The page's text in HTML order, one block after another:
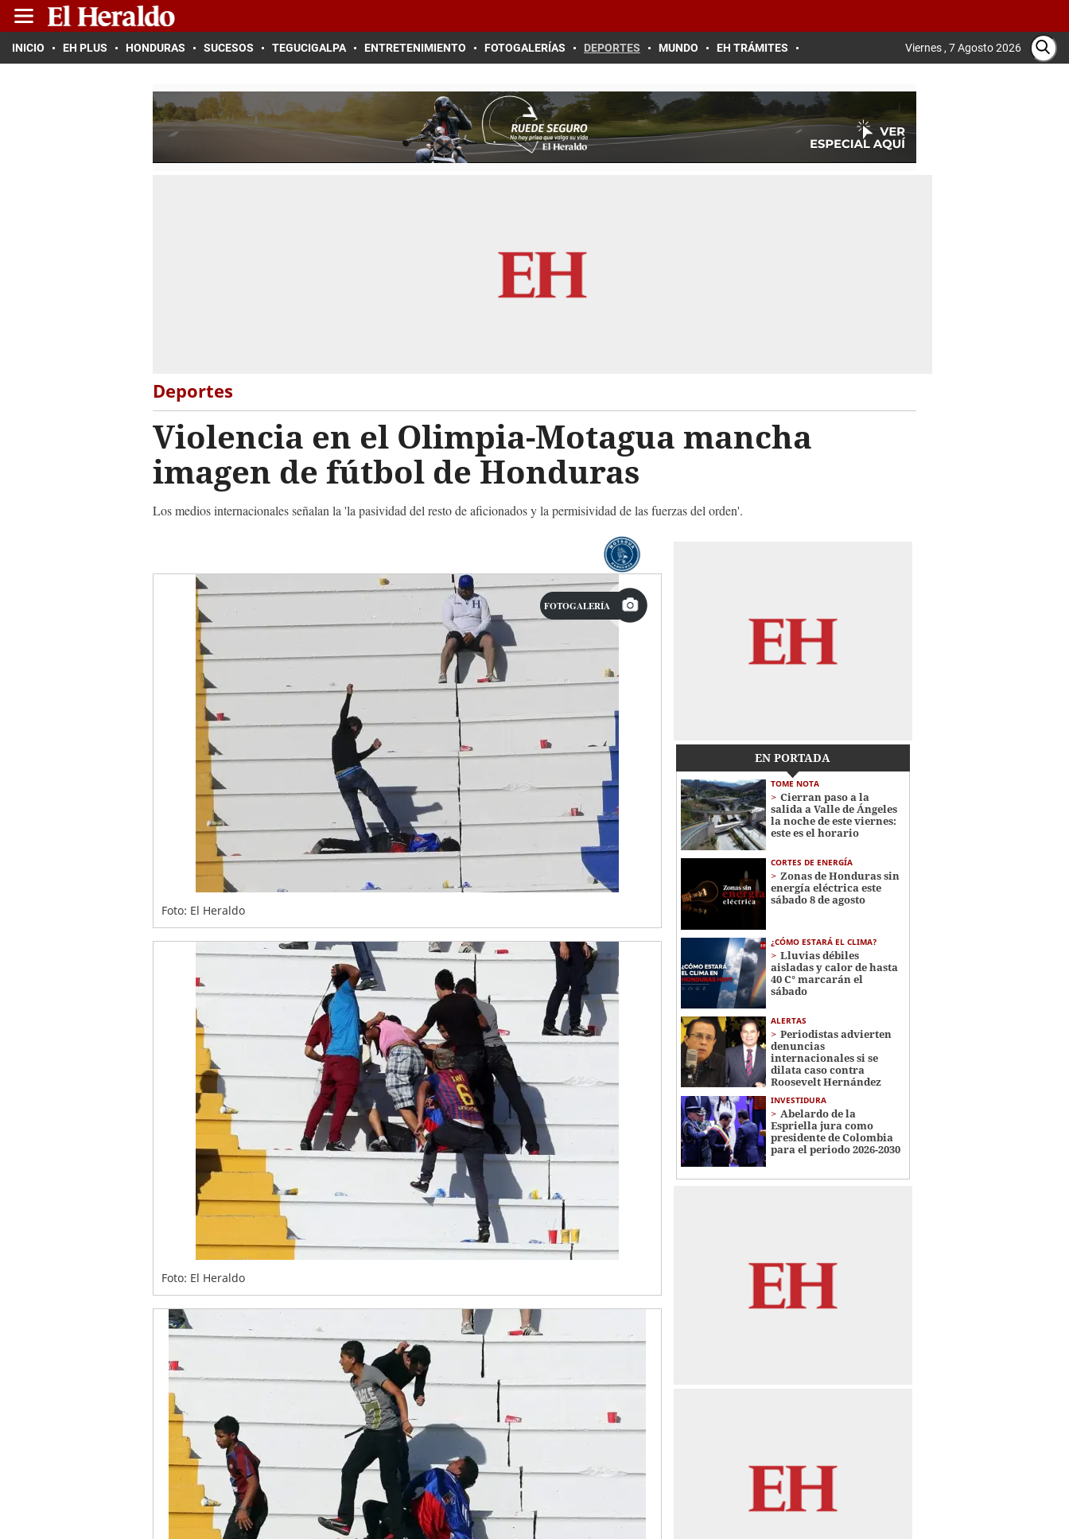
INICIO EH PLUS HONDURAS SUCESOS TEGUCIGALPA ENTRETENIMIENTO FOTOGALERÍAS DEPORTES MUNDO EH TRÁMITES Viernes , 7 Agosto 2026
Deportes
Violencia en el Olimpia-Motagua mancha
imagen de fútbol de Honduras
Los medios internacionales señalan la 'la pasividad del resto de aficionados y la permisividad de las fuerzas del orden'.
FOTOGALERÍA
Foto: El Heraldo
Foto: El Heraldo
EN PORTADA
TOME NOTA
Cierran paso a la
salida a Valle de Ángeles
la noche de este viernes:
este es el horario
CORTES DE ENERGÍA
Zonas de Honduras sin
energía eléctrica este
sábado 8 de agosto
¿CÓMO ESTARÁ EL CLIMA?
Lluvias débiles
aisladas y calor de hasta
40 C° marcarán el
sábado
ALERTAS
Periodistas advierten
denuncias
internacionales si se
dilata caso contra
Roosevelt Hernández
INVESTIDURA
Abelardo de la
Espriella jura como
presidente de Colombia
para el periodo 2026-2030